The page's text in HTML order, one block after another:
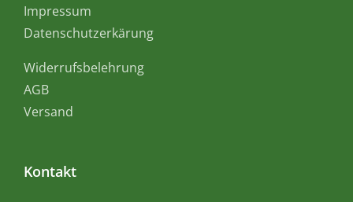
Impressum
Datenschutzerkärung
Widerrufsbelehrung
AGB
Versand
Kontakt